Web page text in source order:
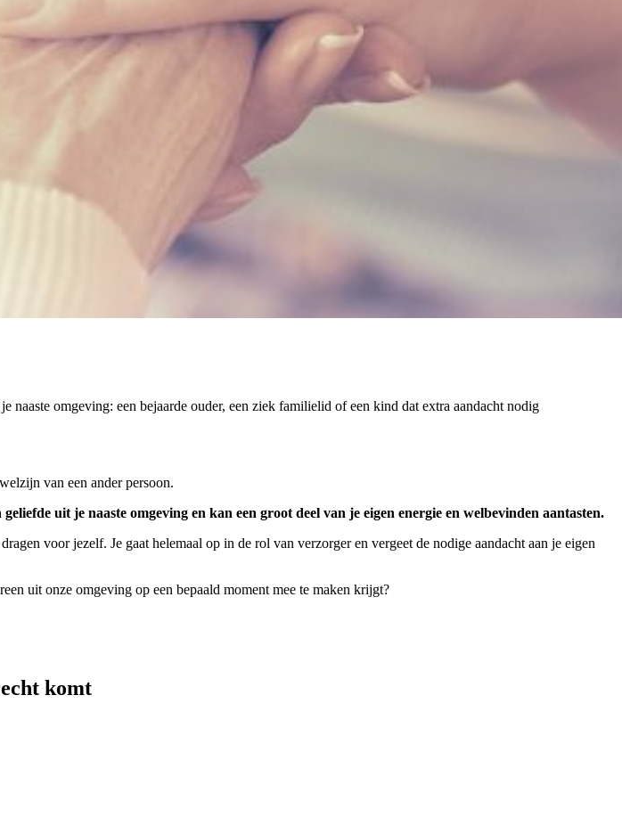
omgeving: een bejaarde ouder, een ziek familielid of een kind dat extra aandacht nodig
van een ander persoon.
uit je naaste omgeving en kan een groot deel van je eigen energie en welbevinden aantasten.
voor jezelf. Je gaat helemaal op in de rol van verzorger en vergeet de nodige aandacht aan je eigen
uit onze omgeving op een bepaald moment mee te maken krijgt?
komt